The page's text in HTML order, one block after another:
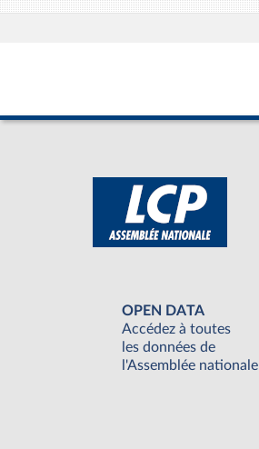
OPEN DATA
Accédez à toutes
les données de
l'Assemblée nationale